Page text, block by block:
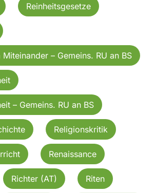
Reinheitsgesetze
– Gemeins. RU an BS
– Gemeins. RU an BS
Religionskritik
Renaissance
Richter (AT) Riten